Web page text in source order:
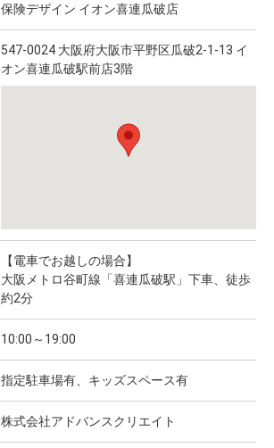
保険デザイン イオン喜連瓜破店
547-0024 大阪府大阪市平野区瓜破2-1-13 イ
オン喜連瓜破駅前店3階
【電車でお越しの場合】
大阪メトロ谷町線「喜連瓜破駅」下車、徒歩
約2分
10:00～19:00
指定駐車場有、キッズスペース有
株式会社アドバンスクリエイト